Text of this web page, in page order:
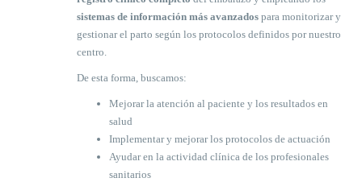
sistemas de información más avanzados para monitorizar y
gestionar el parto según los protocolos definidos por nuestro
centro.
De esta forma, buscamos:
Mejorar la atención al paciente y los resultados en
salud
Implementar y mejorar los protocolos de actuación
Ayudar en la actividad clínica de los profesionales
sanitarios